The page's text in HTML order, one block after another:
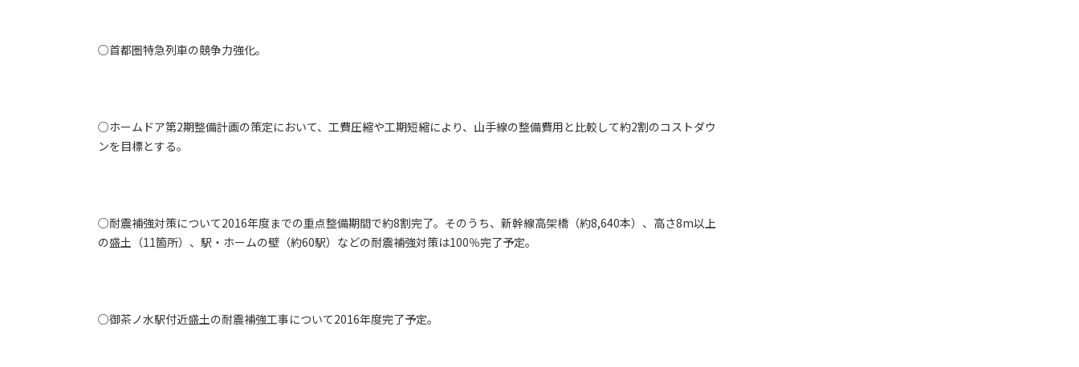
○首都圏特急列車の競争力強化。
○ホームドア第2期整備計画の策定において、工費圧縮や工期短縮により、山手線の整備費用と比較して約2割のコストダウ
ンを目標とする。
○耐震補強対策について2016年度までの重点整備期間で約8割完了。そのうち、新幹線高架橋（約8,640本）、高さ8m以上
の盛土（11箇所）、駅・ホームの壁（約60駅）などの耐震補強対策は100％完了予定。
○御茶ノ水駅付近盛土の耐震補強工事について2016年度完了予定。